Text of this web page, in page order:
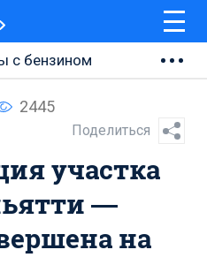
с бензином
2445
Поделиться
участка
—
на